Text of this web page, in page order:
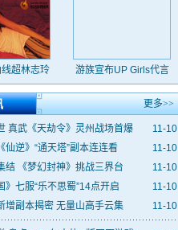
超林志玲 游族宣布UP Girls代言
更多>>
11-10
真武《天劫令》灵州战场首爆
11-10
仙逆》“通天塔”副本连连看
11-10
结 《梦幻封神》挑战三界台
11-10
》七服“乐不思蜀”14点开启
11-10
增副本揭密 无量山高手云集